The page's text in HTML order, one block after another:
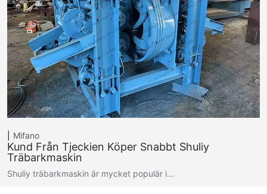
Mifano
Kund Från Tjeckien Köper Snabbt Shuliy
Träbarkmaskin
Shuliy träbarkmaskin är mycket populär i…